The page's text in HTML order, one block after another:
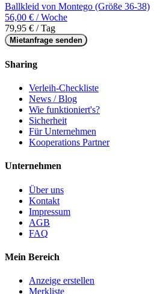
Ballkleid von Montego (Größe 36-38)
56,00 € / Woche
79,95 € / Tag
Mietanfrage senden
Sharing
Verleih-Checkliste
News / Blog
Wie funktioniert's?
Sicherheit
Für Unternehmen
Kooperations Partner
Unternehmen
Über uns
Kontakt
Impressum
AGB
FAQ
Mein Bereich
Anzeige erstellen
Merkliste